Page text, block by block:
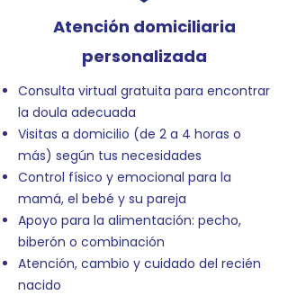
Atención domiciliaria
personalizada
Consulta virtual gratuita para encontrar
la doula adecuada
Visitas a domicilio (de 2 a 4 horas o
más) según tus necesidades
Control físico y emocional para la
mamá, el bebé y su pareja
Apoyo para la alimentación: pecho,
biberón o combinación
Atención, cambio y cuidado del recién
nacido